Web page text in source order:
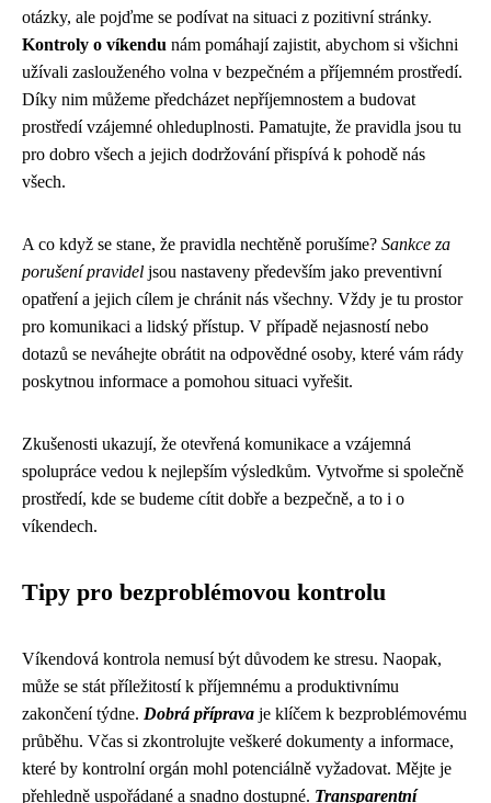
otázky, ale pojďme se podívat na situaci z pozitivní stránky.
Kontroly o víkendu nám pomáhají zajistit, abychom si všichni
užívali zaslouženého volna v bezpečném a příjemném prostředí.
Díky nim můžeme předcházet nepříjemnostem a budovat
prostředí vzájemné ohleduplnosti. Pamatujte, že pravidla jsou tu
pro dobro všech a jejich dodržování přispívá k pohodě nás
všech.
A co když se stane, že pravidla nechtěně porušíme? Sankce za
porušení pravidel jsou nastaveny především jako preventivní
opatření a jejich cílem je chránit nás všechny. Vždy je tu prostor
pro komunikaci a lidský přístup. V případě nejasností nebo
dotazů se neváhejte obrátit na odpovědné osoby, které vám rády
poskytnou informace a pomohou situaci vyřešit.
Zkušenosti ukazují, že otevřená komunikace a vzájemná
spolupráce vedou k nejlepším výsledkům. Vytvořme si společně
prostředí, kde se budeme cítit dobře a bezpečně, a to i o
víkendech.
Tipy pro bezproblémovou kontrolu
Víkendová kontrola nemusí být důvodem ke stresu. Naopak,
může se stát příležitostí k příjemnému a produktivnímu
zakončení týdne. Dobrá příprava je klíčem k bezproblémovému
průběhu. Včas si zkontrolujte veškeré dokumenty a informace,
které by kontrolní orgán mohl potenciálně vyžadovat. Mějte je
přehledně uspořádané a snadno dostupné. Transparentní